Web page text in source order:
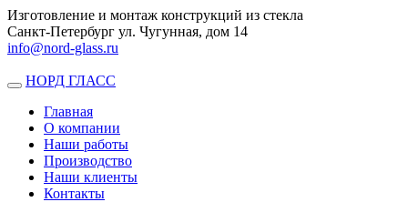
Изготовление и монтаж конструкций из стекла
Санкт-Петербург ул. Чугунная, дом 14
info@nord-glass.ru
Toggle
navigation
НОРД ГЛАСС
Главная
О компании
Наши работы
Производство
Наши клиенты
Контакты